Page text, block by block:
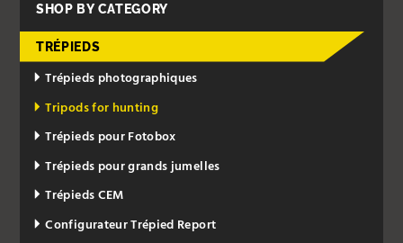
SHOP BY CATEGORY
TRÉPIEDS
Trépieds photographiques
Tripods for hunting
Trépieds pour Fotobox
Trépieds pour grands jumelles
Trépieds CEM
Configurateur Trépied Report